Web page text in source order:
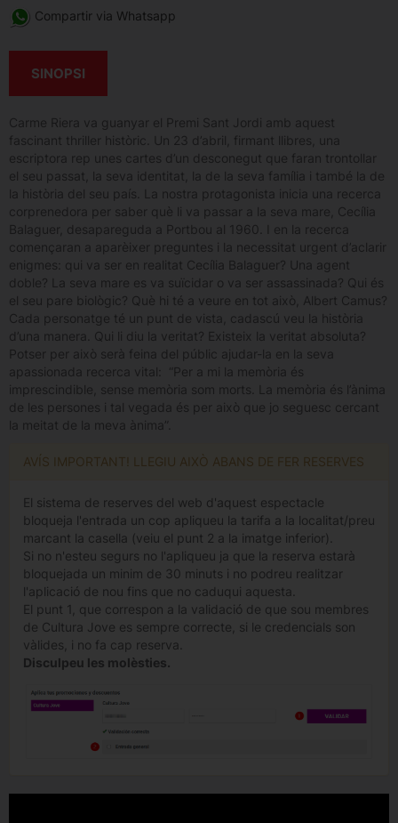
Compartir via Whatsapp
SINOPSI
Carme Riera va guanyar el Premi Sant Jordi amb aquest
fascinant thriller històric. Un 23 d’abril, firmant llibres, una
escriptora rep unes cartes d’un desconegut que faran trontollar
el seu passat, la seva identitat, la de la seva família i també la de
la història del seu país. La nostra protagonista inicia una recerca
corprenedora per saber què li va passar a la seva mare, Cecília
Balaguer, desapareguda a Portbou al 1960. I en la recerca
començaran a aparèixer preguntes i la necessitat urgent d’aclarir
enigmes: qui va ser en realitat Cecília Balaguer? Una agent
doble? La seva mare es va suïcidar o va ser assassinada? Qui és
el seu pare biològic? Què hi té a veure en tot això, Albert Camus?
Cada personatge té un punt de vista, cadascú veu la història
d’una manera. Qui li diu la veritat? Existeix la veritat absoluta?
Potser per això serà feina del públic ajudar-la en la seva
apassionada recerca vital: “Per a mi la memòria és
imprescindible, sense memòria som morts. La memòria és l’ànima
de les persones i tal vegada és per això que jo seguesc cercant
la meitat de la meva ànima”.
AVÍS IMPORTANT! LLEGIU AIXÒ ABANS DE FER RESERVES
El sistema de reserves del web d'aquest espectacle
bloqueja l'entrada un cop apliqueu la tarifa a la localitat/preu
marcant la casella (veiu el punt 2 a la imatge inferior).
Si no n'esteu segurs no l'apliqueu ja que la reserva estarà
bloquejada un minim de 30 minuts i no podreu realitzar
l'aplicació de nou fins que no caduqui aquesta.
El punt 1, que correspon a la validació de que sou membres
de Cultura Jove es sempre correcte, si le credencials son
vàlides, i no fa cap reserva.
Disculpeu les molèsties.